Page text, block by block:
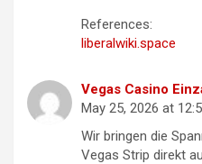
References:
liberalwiki.space
Vegas Casino
May 25, 2026 at
Wir bringen die
Vegas Strip direkt